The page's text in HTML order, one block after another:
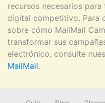
recursos necesarios
digital competitivo. Para
sobre cómo MailMail
transformar sus
electrónico, consulte
MailMail.